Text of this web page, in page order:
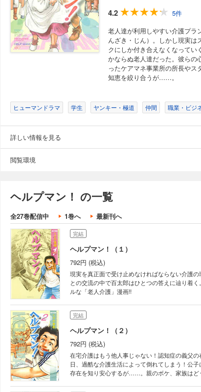
4.2
5件
老人達が利用しやすい介護プラ
んざき・じん）。しかし現実は
クにしか付き合えなくなってい
かならぬ老人達だった。彼らの
ったケアマネ事業所の所長や
知恵を絞り合うが……。
ヒューマンドラマ 学生 ヤンキー・極道 仲間 職業・ビジ
詳しい情報を見る
閲覧環境
ヘルプマン！ の一覧
全27巻配信中 1巻へ 最新刊へ
完結
ヘルプマン！（１）
792円 (税込)
現実を真正面で受け止めなければならない介護
との交流の中で百太郎はひとつの答えに辿り着
ルな「老人介護」漫画!!
完結
ヘルプマン！（２）
792円 (税込)
在宅介護はもう他人事じゃない！認知症の義父
日、過酷な介護生活によって倒れてしまう！公
存在を知り安心するが……。親のボケ、家族はど